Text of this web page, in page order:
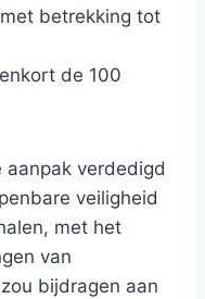
betrekking tot
de 100
aanpak verdedigd
veiligheid
met het
van
bijdragen aan